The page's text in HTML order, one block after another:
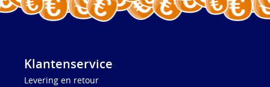
Klantenservice
Levering en retour